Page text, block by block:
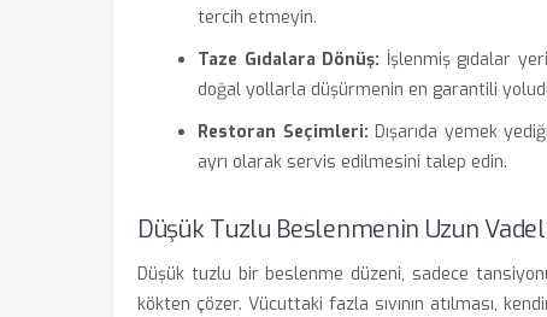
tercih etmeyin.
Taze Gıdalara Dönüş: İşlenmiş gıdalar
doğal yollarla düşürmenin en garantili
Restoran Seçimleri: Dışarıda yemek
ayrı olarak servis edilmesini talep edin.
Düşük Tuzlu Beslenmenin Uzun
Düşük tuzlu bir beslenme düzeni, sadece
kökten çözer. Vücuttaki fazla sıvının atılması,